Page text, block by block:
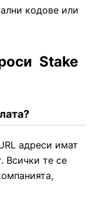
кодове или
Stake
адреси имат
Всички те се